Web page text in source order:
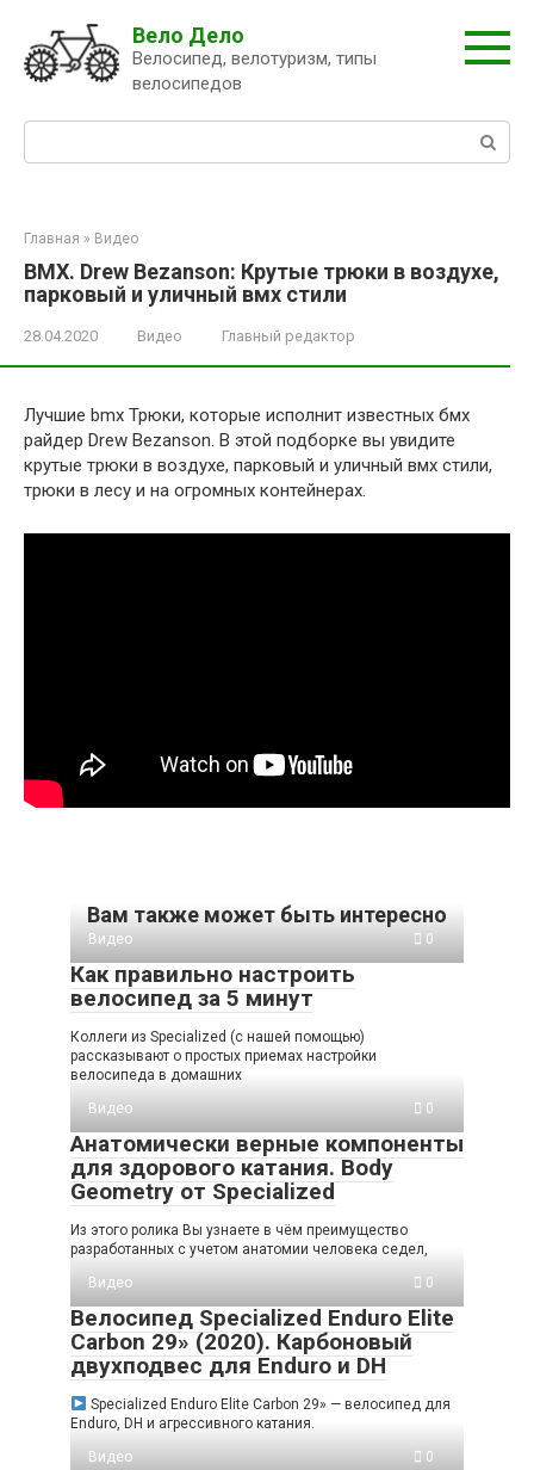
контенту
Вело Дело
Велосипед, велотуризм, типы
велосипедов
Главная » Видео
BMX. Drew Bezanson: Крутые трюки в воздухе,
парковый и уличный вмх стили
28.04.2020 Видео Главный редактор
Лучшие bmx Трюки, которые исполнит известных бмх
райдер Drew Bezanson. В этой подборке вы увидите
крутые трюки в воздухе, парковый и уличный вмх стили,
трюки в лесу и на огромных контейнерах.
Вам также может быть интересно
Видео 0
Как правильно настроить
велосипед за 5 минут
Коллеги из Specialized (с нашей помощью)
рассказывают о простых приемах настройки
велосипеда в домашних
Видео
0
Анатомически верные компоненты
для здорового катания. Body
Geometry от Specialized
Из этого ролика Вы узнаете в чём преимущество
разработанных с учетом анатомии человека седел,
Видео
0
Велосипед Specialized Enduro Elite
Carbon 29» (2020). Карбоновый
двухподвес для Enduro и DH
Specialized Enduro Elite Carbon 29» — велосипед для
Enduro, DH и агрессивного катания.
Видео
0